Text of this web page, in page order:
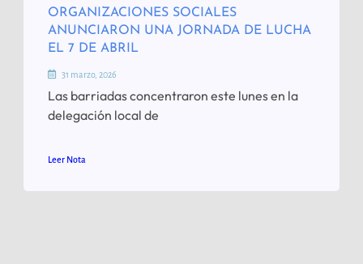
ORGANIZACIONES SOCIALES
ANUNCIARON UNA JORNADA DE LUCHA
EL 7 DE ABRIL
31 marzo, 2026
Las barriadas concentraron este lunes en la
delegación local de
Leer Nota